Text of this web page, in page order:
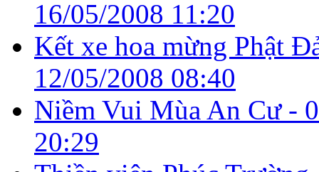
16/05/2008 11:20
Kết xe hoa mừng Phật
12/05/2008 08:40
Niềm Vui Mùa An Cư -
20:29